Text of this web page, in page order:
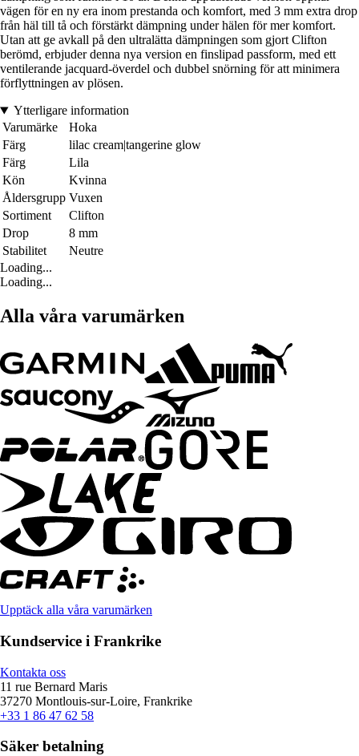
vägen för en ny era inom prestanda och komfort, med 3 mm extra drop
från häl till tå och förstärkt dämpning under hälen för mer komfort.
Utan att ge avkall på den ultralätta dämpningen som gjort Clifton
berömd, erbjuder denna nya version en finslipad passform, med ett
ventilerande jacquard-överdel och dubbel snörning för att minimera
förflyttningen av plösen.
Ytterligare information
Varumärke
Hoka
Färg
lilac cream|tangerine glow
Färg
Lila
Kön
Kvinna
Åldersgrupp Vuxen
Sortiment
Clifton
Drop
8 mm
Stabilitet
Neutre
Loading...
Loading...
Alla våra varumärken
Upptäck alla våra varumärken
Kundservice i Frankrike
Kontakta oss
11 rue Bernard Maris
37270 Montlouis-sur-Loire, Frankrike
+33 1 86 47 62 58
Säker betalning